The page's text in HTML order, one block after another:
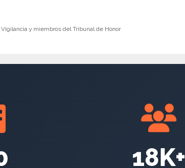
y miembros del Tribunal de Honor
18K+